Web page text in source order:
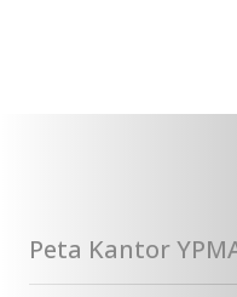
Peta Kantor